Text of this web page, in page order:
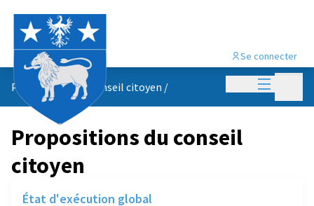
Menu
Se connecter
Propositions du conseil citoyen /
Propositions du conseil
citoyen
État d'exécution global